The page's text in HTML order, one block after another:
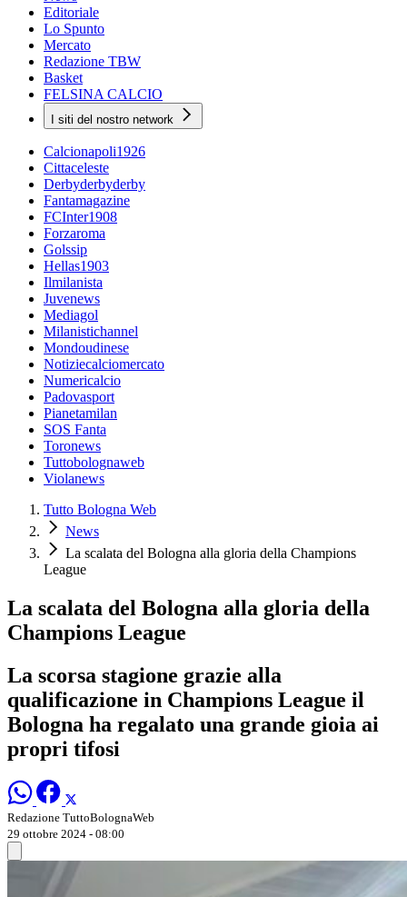
Editoriale
Lo Spunto
Mercato
Redazione TBW
Basket
FELSINA CALCIO
I siti del nostro network
Calcionapoli1926
Cittaceleste
Derbyderbyderby
Fantamagazine
FCInter1908
Forzaroma
Golssip
Hellas1903
Ilmilanista
Juvenews
Mediagol
Milanistichannel
Mondoudinese
Notiziecalciomercato
Numericalcio
Padovasport
Pianetamilan
SOS Fanta
Toronews
Tuttobolognaweb
Violanews
Tutto Bologna Web
News
La scalata del Bologna alla gloria della Champions
League
La scalata del Bologna alla gloria della
Champions League
La scorsa stagione grazie alla
qualificazione in Champions League il
Bologna ha regalato una grande gioia ai
propri tifosi
Redazione TuttoBolognaWeb
29 ottobre 2024 - 08:00